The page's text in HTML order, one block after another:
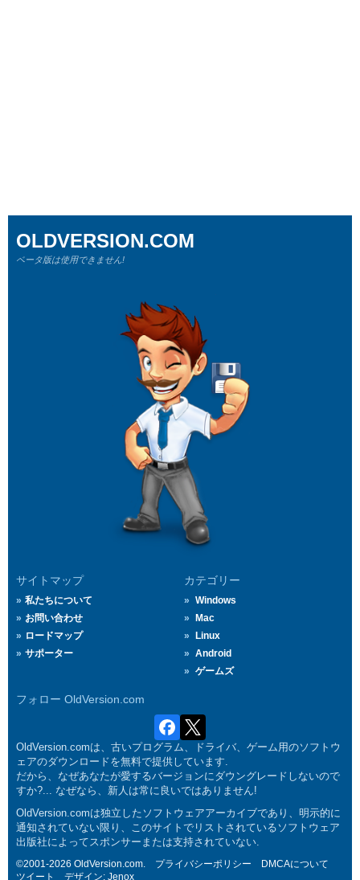
サイトマップ
私たちについて
お問い合わせ
ロードマップ
サポーター
カテゴリー
Windows
Mac
Linux
Android
ゲームズ
フォロー OldVersion.com
OLDVERSION.COM
ベータ版は使用できません!
OldVersion.comは、古いプログラム、ドライバ、ゲーム用のソフトウ
ェアのダウンロードを無料で提供しています.
だから、なぜあなたが愛するバージョンにダウングレードしないので
すか?... なぜなら、新人は常に良いではありません!
OldVersion.comは独立したソフトウェアアーカイブであり、明示的に
通知されていない限り、このサイトでリストされているソフトウェア
出版社によってスポンサーまたは支持されていない.
©2001-2026 OldVersion.com. プライバシーポリシー
DMCAについて
ツイート
デザイン: Jenox